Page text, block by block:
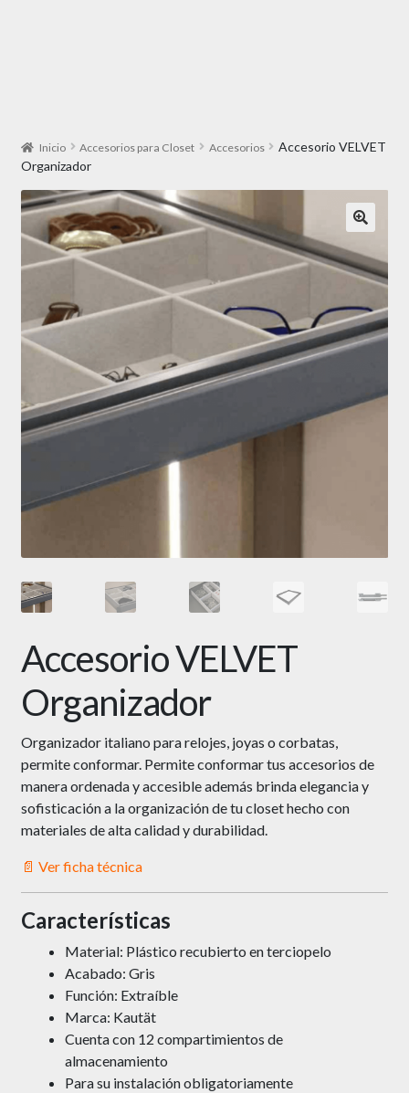
Inicio Accesorios para Closet Accesorios
Accesorio VELVET
Organizador
Accesorio VELVET
Organizador
Organizador italiano para relojes, joyas o corbatas,
permite conformar. Permite conformar tus accesorios de
manera ordenada y accesible además brinda elegancia y
sofisticación a la organización de tu closethecho con
materiales de alta calidad y durabilidad.
📄 Ver ficha técnica
Características
Material: Plástico recubierto en terciopelo
Acabado: Gris
Función: Extraíble
Marca: Kautät
Cuenta con 12 compartimientos de
almacenamiento
Para su instalación obligatoriamente